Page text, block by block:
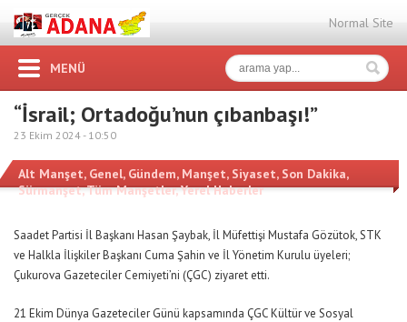
Normal Site
MENÜ
“İsrail; Ortadoğu’nun çıbanbaşı!”
23 Ekim 2024 - 10:50
Alt Manşet, Genel, Gündem, Manşet, Siyaset, Son Dakika,
Sürmanşet,Tüm Manşetler,Yerel Haberler
Saadet Partisi İl Başkanı Hasan Şaybak, İl Müfettişi Mustafa Gözütok, STK
ve Halkla İlişkiler Başkanı Cuma Şahin ve İl Yönetim Kurulu üyeleri;
Çukurova Gazeteciler Cemiyeti’ni (ÇGC) ziyaret etti.
21 Ekim Dünya Gazeteciler Günü kapsamında ÇGC Kültür ve Sosyal